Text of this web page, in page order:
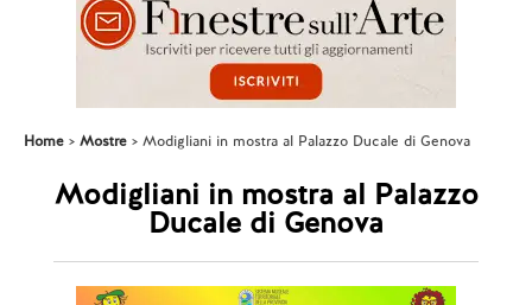
Home Mostre Modigliani in mostra al Palazzo Ducale di Genova
Modigliani in mostra al Palazzo
Ducale di Genova